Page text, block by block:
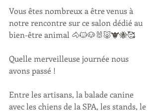
Vous êtes nombreux a être venus à
notre rencontre sur ce salon dédié au
bien-être animal 🐴🐱🐶🐰🐷🐮🐝🥰
Quelle merveilleuse journée nous
avons passé !
Entre les artisans, la balade canine
avec les chiens de la SPA, les stands, le